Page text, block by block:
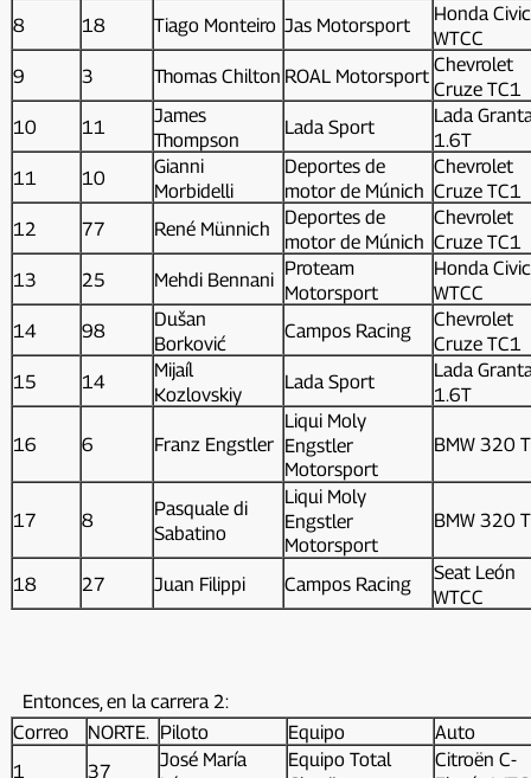
8
18 Tiago Monteiro Jas Motorsport
Honda Civic
WTCC
9
3 Thomas Chilton ROAL Motorsport
Chevrolet
Cruze TC1
10
11
James
Thompson
Lada Sport
Lada
1.6T
11
10
Gianni
Morbidelli
Deportes de
motor de Múnich
Chevrolet
Cruze TC1
12
77 René Münnich
Deportes de
motor de Múnich
Chevrolet
Cruze TC1
13
25 Mehdi Bennani
Proteam
Motorsport
Honda Civic
WTCC
14
98
Dušan
Borković
Campos Racing
Chevrolet
Cruze TC1
15
14
Mijaíl
Kozlovskiy
Lada Sport
Lada
1.6T
16 6 Franz Engstler
Liqui Moly
Engstler
Motorsport
BMW 320
17 8
Pasquale di
Sabatino
Liqui Moly
Engstler
Motorsport
BMW 320
18 27 Juan Filippi Campos Racing
Seat León
WTCC
Entonces, en la carrera 2:
Correo
NORTE. Piloto Equipo
Auto
1
37
José María
Equipo Total
Citroën C-